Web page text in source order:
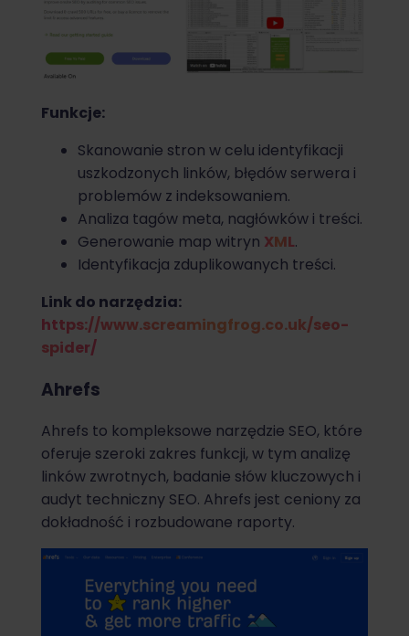
Funkcje:
Skanowanie stron w celu identyfikacji
uszkodzonych linków, błędów serwera i
problemów z indeksowaniem.
Analiza tagów meta, nagłówków i treści.
Generowanie map witryn XML.
Identyfikacja zduplikowanych treści.
Link do narzędzia:
https://www.screamingfrog.co.uk/seo-
spider/
Ahrefs
Ahrefs to kompleksowe narzędzie SEO, które
oferuje szeroki zakres funkcji, w tym analizę
linków zwrotnych, badanie słów kluczowych i
audyt techniczny SEO. Ahrefs jest ceniony za
dokładność i rozbudowane raporty.